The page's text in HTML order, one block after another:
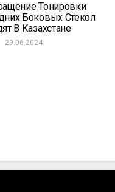
Тонировки
Боковых Стекол
В Казахстане
29.06.2024